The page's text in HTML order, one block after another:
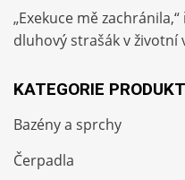
„Exekuce mě
dluhový strašák v životní
KATEGORIE
Bazény a sprchy
Čerpadla